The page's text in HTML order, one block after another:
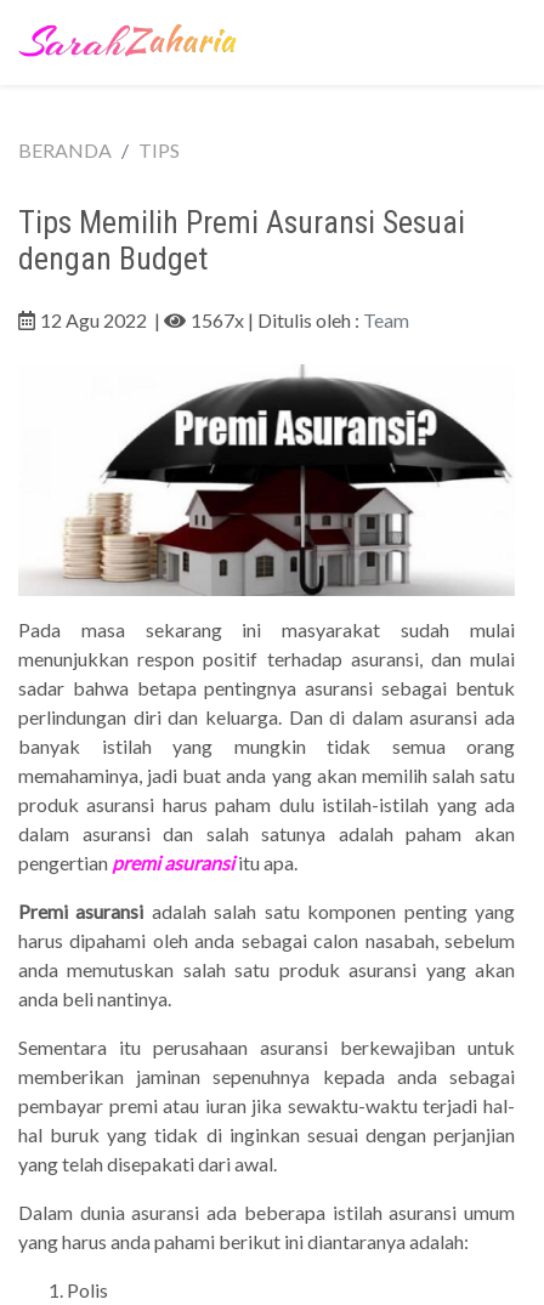
BERANDA TIPS
Tips Memilih Premi Asuransi Sesuai
dengan Budget
12 Agu 2022 | 1567x | Ditulis oleh : Team
Pada masa sekarang ini masyarakat sudah mulai
menunjukkan respon positif terhadap asuransi, dan mulai
sadar bahwa betapa pentingnya asuransi sebagai bentuk
perlindungan diri dan keluarga. Dan di dalam asuransi ada
banyak istilah yang mungkin tidak semua orang
memahaminya, jadi buat anda yang akan memilih salah satu
produk asuransi harus paham dulu istilah-istilah yang ada
dalam asuransi dan salah satunya adalah paham akan
pengertian premi asuransiitu apa.
Premi asuransi adalah salah satu komponen penting yang
harus dipahami oleh anda sebagai calon nasabah, sebelum
anda memutuskan salah satu produk asuransi yang akan
anda beli nantinya.
Sementara itu perusahaan asuransi berkewajiban untuk
memberikan jaminan sepenuhnya kepada anda sebagai
pembayar premi atau iuran jika sewaktu-waktu terjadi hal-
hal buruk yang tidak di inginkan sesuai dengan perjanjian
yang telah disepakati dari awal.
Dalam dunia asuransi ada beberapa istilah asuransi umum
yang harus anda pahami berikut ini diantaranya adalah:
Polis